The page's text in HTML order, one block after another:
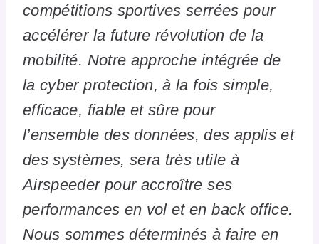
compétitions sportives serrées pour
accélérer la future révolution de la
mobilité. Notre approche intégrée de
la cyber protection, à la fois simple,
efficace, fiable et sûre pour
l’ensemble des données, des applis et
des systèmes, sera très utile à
Airspeeder pour accroître ses
performances en vol et en back office.
Nous sommes déterminés à faire en